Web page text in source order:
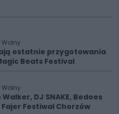
ostatnie przygotowania
Beats Festival
Walker, DJ SNAKE, Bedoes
Fajer Festiwal Chorzów